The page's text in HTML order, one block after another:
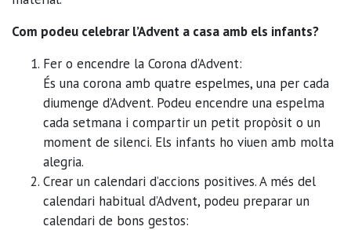
Com podeu celebrar l’Advent a casa amb els infants?
Fer o encendre la Corona d’Advent:
És una corona amb quatre espelmes, una per cada
diumenge d’Advent. Podeu encendre una espelma
cada setmana i compartir un petit propòsit o un
moment de silenci. Els infants ho viuen amb molta
alegria.
Crear un calendari d’accions positives.A més del
calendari habitual d’Advent, podeu preparar un
calendari de bons gestos: